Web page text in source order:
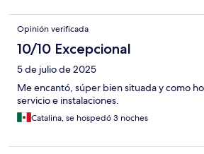
Opinión verificada
10/10 Excepcional
5 de julio de 2025
Me encantó, súper bien situada y como
servicio e instalaciones.
Catalina, se hospedó 3 noches